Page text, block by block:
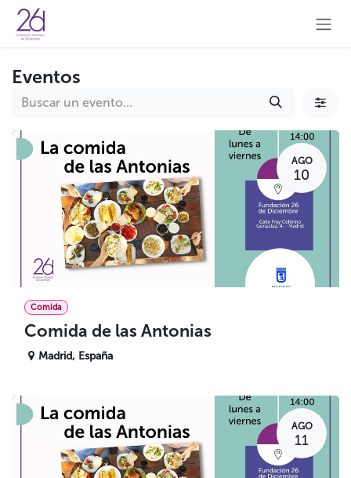
Ir al contenido
Eventos
AGO
10
Comida
Comida de las Antonias
Madrid, España
AGO
11